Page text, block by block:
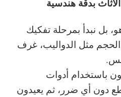
بدقة هندسية
بل نبدأ بمرحلة تفكيك
مثل الدواليب، غرف
باستخدام أدوات
دون أي ضرر، ثم يعيدون